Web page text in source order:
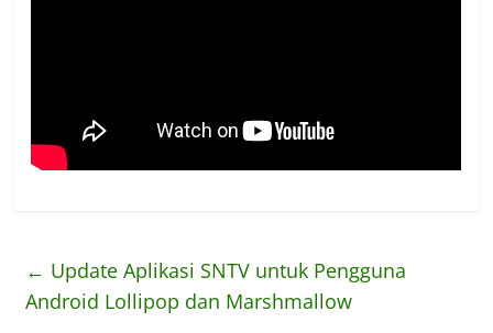
← Update Aplikasi SNTV untuk Pengguna
Android Lollipop dan Marshmallow